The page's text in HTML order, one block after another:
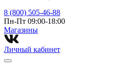
8 (800) 505-46-88
Пн-Пт 09:00-18:00
Магазины⁠
Личный кабинет